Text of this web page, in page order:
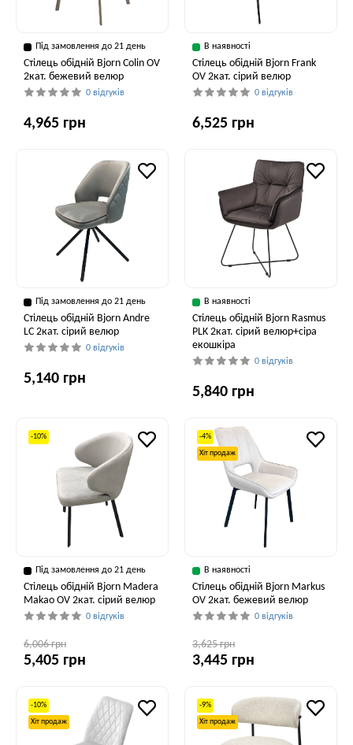
Під замовлення до 21 день
Стілець обідній Bjorn Colin OV
2кат. бежевий велюр
0 відгуків
4,965 грн
В наявності
Стілець обідній Bjorn Frank
OV 2кат. сірий велюр
0 відгуків
6,525 грн
Під замовлення до 21 день
Стілець обідній Bjorn Andre
LC 2кат. сірий велюр
0 відгуків
5,140 грн
В наявності
Стілець обідній Bjorn Rasmus
PLK 2кат. сірий велюр+сіра
екошкіра
0 відгуків
5,840 грн
-10%
Під замовлення до 21 день
Стілець обідній Bjorn Madera
Makao OV 2кат. сірий велюр
0 відгуків
6,006 грн
5,405 грн
-4%
Хіт продаж
В наявності
Стілець обідній Bjorn Markus
OV 2кат. бежевий велюр
0 відгуків
3,625 грн
3,445 грн
-10%
Хіт продаж
-9%
Хіт продаж